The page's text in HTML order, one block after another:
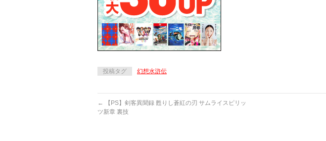
投稿タグ 幻想水滸伝
←
【PS】剣客異聞録 甦りし蒼紅の刃 サムライスピリッ
ツ新章 裏技